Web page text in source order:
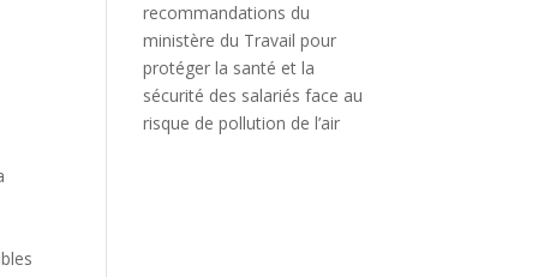
recommandations du
ministère du Travail pour
protéger la santé et la
sécurité des salariés face au
risque de pollution de l’air